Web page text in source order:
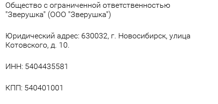
Общество с ограниченной ответственностью
"Зверушка" (ООО "Зверушка")
Юридический адрес: 630032, г. Новосибирск, улица
Котовского, д. 10.
ИНН: 5404435581
КПП: 540401001